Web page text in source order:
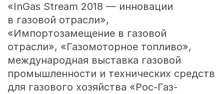
«InGas Stream 2018 — инновации
в газовой отрасли»,
«Импортозамещение в газовой
отрасли», «Газомоторное топливо»,
международная выставка газовой
промышленности и технических средств
для газового хозяйства «Рос-Газ-